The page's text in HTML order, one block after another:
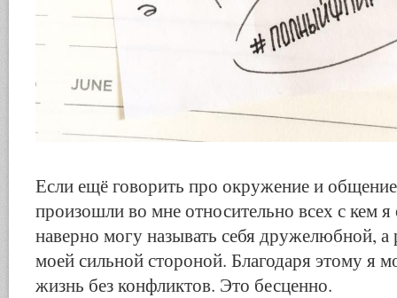
Если ещё говорить про окружение и
произошли во мне относительно всех с кем
наверно могу называть себя дружелюбной,
моей сильной стороной. Благодаря этому я
жизнь без конфликтов. Это бесценно.